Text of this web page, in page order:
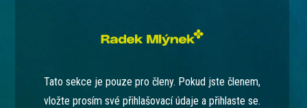
Tato sekce je pouze pro členy. Pokud jste členem,
vložte prosím své přihlašovací údaje a přihlaste se.